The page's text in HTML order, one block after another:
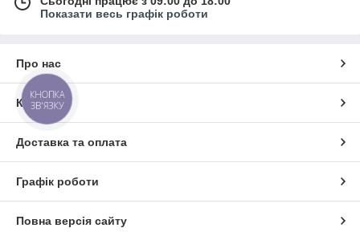
Показати весь графік роботи
Про нас
Контакти
Доставка та оплата
Графік роботи
Повна версія сайту
КНОПКА
ЗВ'ЯЗКУ